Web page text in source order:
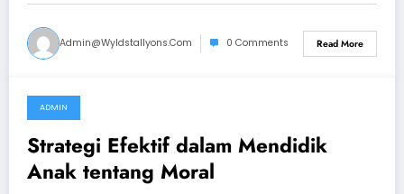
Admin@wyldstallyons.com 0 Comments Read More
September 16, 2024
ADMIN
Strategi Efektif dalam Mendidik
Anak tentang Moral